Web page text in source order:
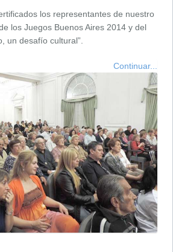
los representantes de nuestro
los Juegos Buenos Aires 2014 y del
un desafío cultural”.
Continuar...